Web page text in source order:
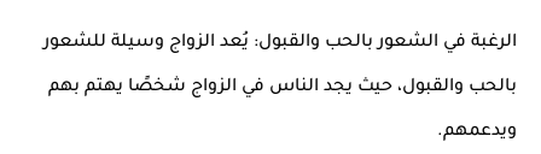
الرغبة في الشعور بالحب والقبول: يُعد الزواج وسيلة للشعور
بالحب والقبول، حيث يجد الناس في الزواج شخصًا يهتم بهم
ويدعمهم.